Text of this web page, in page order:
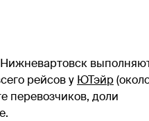
рейсов у ЮТэйр
перевозчиков, доли